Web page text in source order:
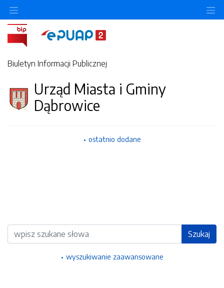
Biuletyn Informacji Publicznej
Urząd Miasta i Gminy
Dąbrowice
ostatnio dodane
Wyszukiwarka Szukaj
wyszukiwanie zaawansowane